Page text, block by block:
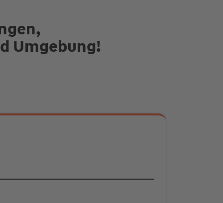
Umgebung!